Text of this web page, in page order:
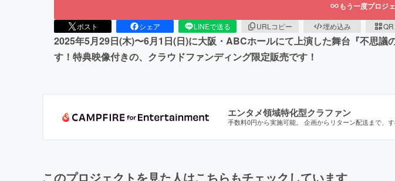
もう一度プロジ
ポスト シェア LINEで送る URLコピー 埋め込み
2025年5月29日(木)〜6月1日(日)に大阪・ABCホールにて上演した舞台『不思
す！特典映像付きの、クラウドファンディング限定販売です！
エンタメ領域特化型クラファン
手数料0円から実施可能。 企画からリターン配送まで、
このプロジェクトを見た人はこちらもチェックしています